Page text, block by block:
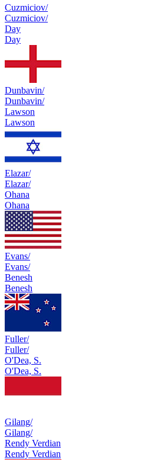
Cuzmiciov/
Cuzmiciov/
Day
Day
Dunbavin/
Dunbavin/
Lawson
Lawson
Elazar/
Elazar/
Ohana
Ohana
Evans/
Evans/
Benesh
Benesh
Fuller/
Fuller/
O'Dea, S.
O'Dea, S.
Gilang/
Gilang/
Rendy Verdian
Rendy Verdian